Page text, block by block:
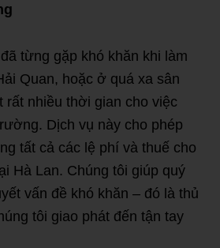
từng gặp khó khăn khi làm
Quan, hoặc ở quá xa sân
rất nhiều thời gian cho việc
Dịch vụ này cho phép
tất cả các lệ phí và thuế cho
Hà Lan. Chúng tôi giúp quý
vấn đề khó khăn – đó là thủ
tôi giao phát đến tận tay